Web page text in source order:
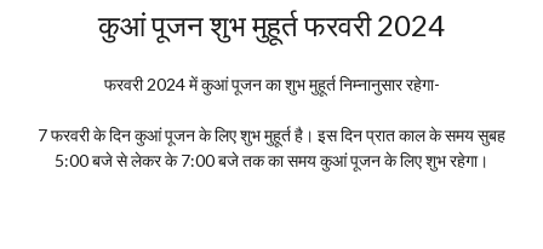
कुआं पूजन शुभ मुहूर्त फरवरी 2024
फरवरी 2024 में कुआं पूजन का शुभ मुहूर्त निम्नानुसार रहेगा-
7 फरवरी के दिन कुआं पूजन के लिए शुभ मुहूर्त है। इस दिन प्रात काल के समय सुबह
5:00 बजे से लेकर के 7:00 बजे तक का समय कुआं पूजन के लिए शुभ रहेगा।